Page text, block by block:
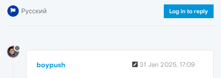
Русский Log in to reply
boypush 31 Jan 2025, 17:09